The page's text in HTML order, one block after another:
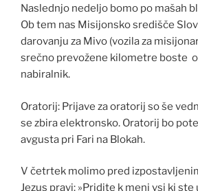
Naslednjo nedeljo bomo po mašah
Ob tem nas Misijonsko središče
darovanju za Mivo (vozila za
srečno prevožene kilometre boste
nabiralnik.
Oratorij: Prijave za oratorij so še
se zbira elektronsko. Oratorij bo
avgusta pri Fari na Blokah.
V četrtek molimo pred
Jezus pravi: »Pridite k meni vsi ki